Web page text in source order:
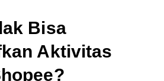
Bisa
Aktivitas